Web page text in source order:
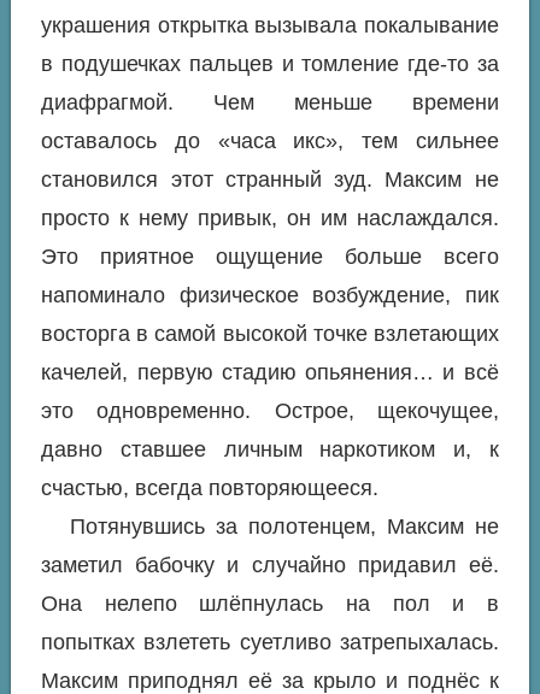
украшения открытка вызывала покалывание
в подушечках пальцев и томление где-то за
диафрагмой. Чем меньше времени
оставалось до «часа икс», тем сильнее
становился этот странный зуд. Максим не
просто к нему привык, он им наслаждался.
Это приятное ощущение больше всего
напоминало физическое возбуждение, пик
восторга в самой высокой точке взлетающих
качелей, первую стадию опьянения… и всё
это одновременно. Острое, щекочущее,
давно ставшее личным наркотиком и, к
счастью, всегда повторяющееся.
Потянувшись за полотенцем, Максим не
заметил бабочку и случайно придавил её.
Она нелепо шлёпнулась на пол и в
попытках взлететь суетливо затрепыхалась.
Максим приподнял её за крыло и поднёс к